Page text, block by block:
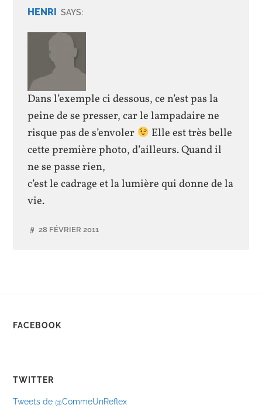
HENRI SAYS:
Dans l’exemple ci dessous, ce n’est pas la
peine de se presser, car le lampadaire ne
risque pas de s’envoler
Elle est très belle
cette première photo, d’ailleurs. Quand il
ne se passe rien,
c’est le cadrage et la lumière qui donne de la
vie.
28 FÉVRIER 2011
FACEBOOK
TWITTER
Tweets de @CommeUnReflex